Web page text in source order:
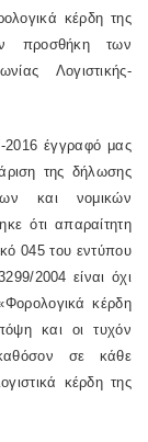
κέρδη της
προσθήκη των
Λογιστικής-
έγγραφό μας
της δήλωσης
και νομικών
ότι απαραίτητη
045 του εντύπου
2004 είναι όχι
κέρδη
και οι τυχόν
σε κάθε
κέρδη της